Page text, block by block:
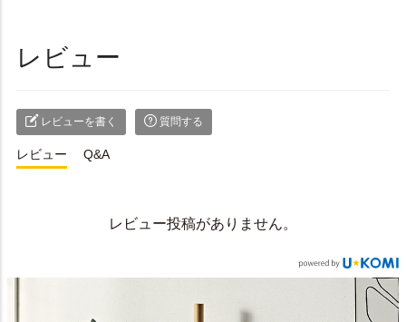
レビュー
レビューを書く 質問する
レビュー Q&A
レビュー投稿がありません。